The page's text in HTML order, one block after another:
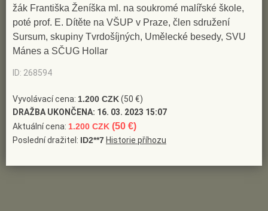
žák Františka Ženíška ml. na soukromé malířské škole,
poté prof. E. Dítěte na VŠUP v Praze, člen sdružení
Sursum, skupiny Tvrdošíjných, Umělecké besedy, SVU
Mánes a SČUG Hollar
ID: 268594
Vyvolávací cena: 1.200 CZK(50 €)
DRAŽBA UKONČENA: 16. 03. 2023 15:07
Aktuální cena: 1.200 CZK (50 €)
Poslední dražitel: ID2**7 Historie příhozu